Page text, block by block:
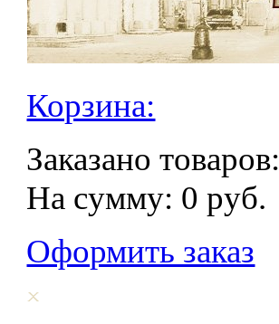
Корзина:
Заказано товаров:
На сумму: 0 руб.
Оформить заказ